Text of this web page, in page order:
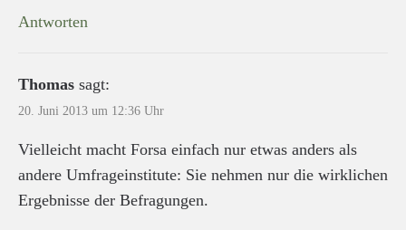
Antworten
Thomas sagt:
20. Juni 2013 um 12:36 Uhr
Vielleicht macht Forsa einfach nur etwas anders als
andere Umfrageinstitute: Sie nehmen nur die wirklichen
Ergebnisse der Befragungen.